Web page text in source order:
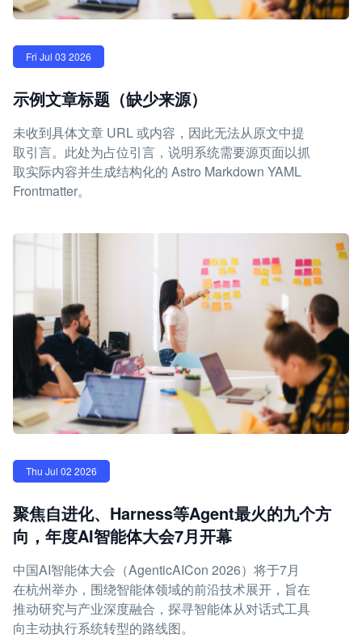
Fri Jul 03 2026
示例文章标题（缺少来源）
未收到具体文章 URL 或内容，因此无法从原文中提
取引言。此处为占位引言，说明系统需要源页面以抓
取实际内容并生成结构化的 Astro Markdown YAML
Frontmatter。
Thu Jul 02 2026
聚焦自进化、Harness等Agent最火的九个方
向，年度AI智能体大会7月开幕
中国AI智能体大会（AgenticAICon 2026）将于7月
在杭州举办，围绕智能体领域的前沿技术展开，旨在
推动研究与产业深度融合，探寻智能体从对话式工具
向主动执行系统转型的路线图。